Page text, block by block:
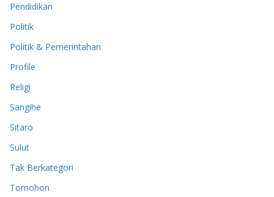
Pendidikan
Politik
Politik & Pemerintahan
Profile
Religi
Sangihe
Sitaro
Sulut
Tak Berkategori
Tomohon